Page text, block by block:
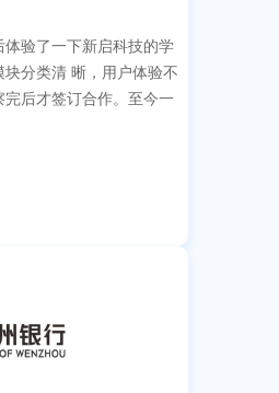
体验了一下新启科技的学
分类清 晰，用户体验不
后才签订合作。至今一